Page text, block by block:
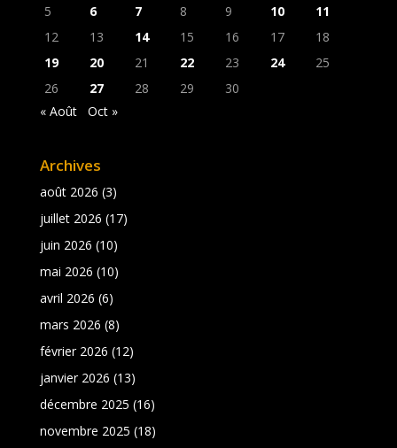
5
6 7 8 9 10
11
12
13 14 15 16 17
18
19
20 21 22 23 24
25
26
27 28 29
30
« Août
Oct »
Archives
août 2026 (3)
juillet 2026 (17)
juin 2026 (10)
mai 2026 (10)
avril 2026 (6)
mars 2026 (8)
février 2026 (12)
janvier 2026 (13)
décembre 2025 (16)
novembre 2025 (18)